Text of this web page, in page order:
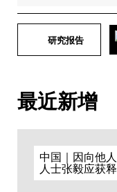
研究报告
最近新增
中国｜因向他
人士张毅应获释